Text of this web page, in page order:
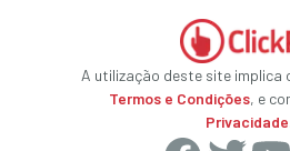
A utilização deste site implica
Termos e Condições, e
Privacidade